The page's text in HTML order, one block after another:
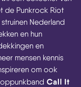
de Punkrock Riot
Nederland
en hun
en
mensen kennis
om ook
Call It